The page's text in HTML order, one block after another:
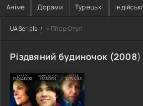
Аніме Дорами Турецькі Індійські
UASerials » Пітер Отул
Різдвяний будиночок (2008)